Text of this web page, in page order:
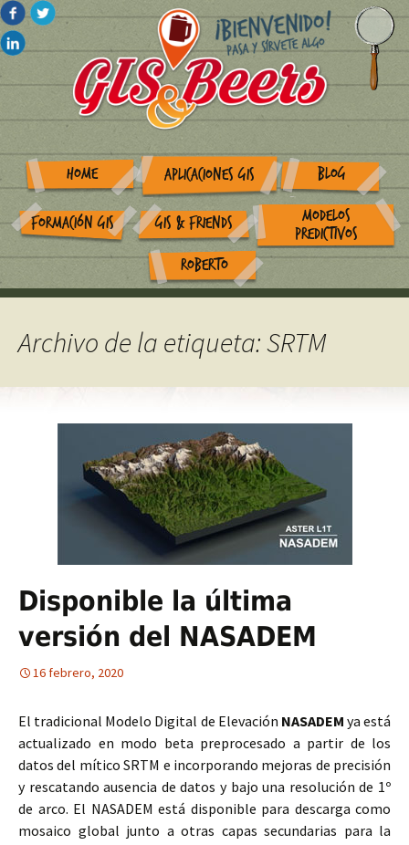
HOME APLICACIONES GIS BLOG
FORMACIÓN GIS GIS & FRIENDS
MODELOS
PREDICTIVOS
ROBERTO
Archivo de la etiqueta: SRTM
Disponible la última
versión del NASADEM
16 febrero, 2020
El tradicional Modelo Digital de Elevación NASADEM ya está
actualizado en modo beta preprocesado a partir de los
datos del mítico SRTM e incorporando mejoras de precisión
y rescatando ausencia de datos y bajo una resolución de 1º
de arco. El NASADEM está disponible para descarga como
mosaico global junto a otras capas secundarias para la